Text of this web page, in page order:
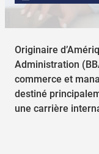
Originaire
Administration
commerce et
destiné
une carrière